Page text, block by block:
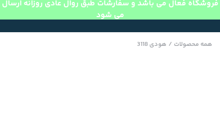
فروشگاه فعال می باشد و سفارشات طبق روال عادی روزانه ارسال
می شود
همه محصولات / هودی 3118